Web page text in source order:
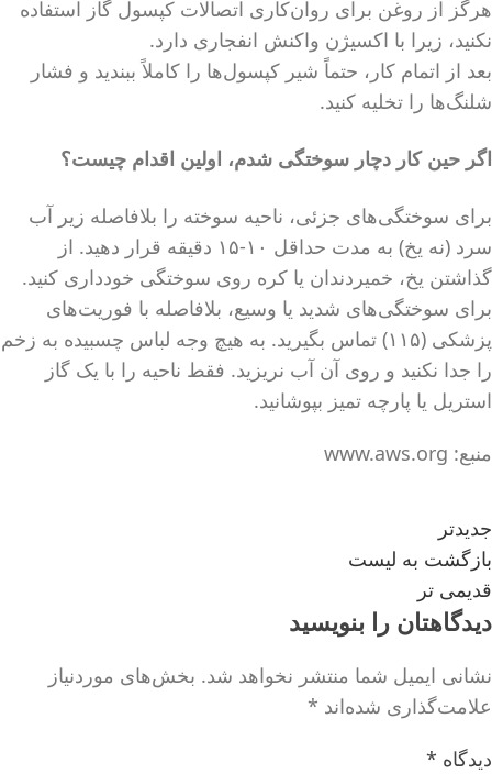
هرگز از روغن برای روان‌کاری اتصالات کپسول گاز استفاده
نکنید، زیرا با اکسیژن واکنش انفجاری دارد.
بعد از اتمام کار، حتماً شیر کپسول‌ها را کاملاً ببندید و فشار
شلنگ‌ها را تخلیه کنید.
اگر حین کار دچار سوختگی شدم، اولین اقدام چیست؟
برای سوختگی‌های جزئی، ناحیه سوخته را بلافاصله زیر آب
سرد (نه یخ) به مدت حداقل ۱۰-۱۵ دقیقه قرار دهید. از
گذاشتن یخ، خمیردندان یا کره روی سوختگی خودداری کنید.
برای سوختگی‌های شدید یا وسیع، بلافاصله با فوریت‌های
پزشکی (۱۱۵) تماس بگیرید. به هیچ وجه لباس چسبیده به زخم
را جدا نکنید و روی آن آب نریزید. فقط ناحیه را با یک گاز
استریل یا پارچه تمیز بپوشانید.
منبع: www.aws.org
جدیدتر
بازگشت به لیست
قدیمی تر
دیدگاهتان را بنویسید
نشانی ایمیل شما منتشر نخواهد شد. بخش‌های موردنیاز
علامت‌گذاری شده‌اند *
دیدگاه *